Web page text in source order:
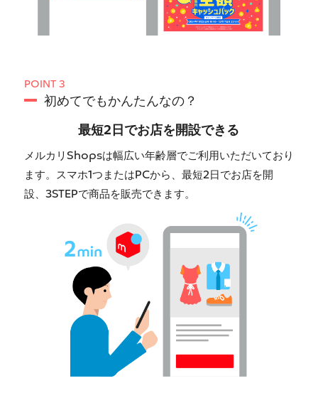
POINT 3
初めてでもかんたんなの？
最短2日でお店を開設できる
メルカリShopsは幅広い年齢層でご利用いただいており
ます。スマホ1つまたはPCから、最短2日でお店を開
設、3STEPで商品を販売できます。